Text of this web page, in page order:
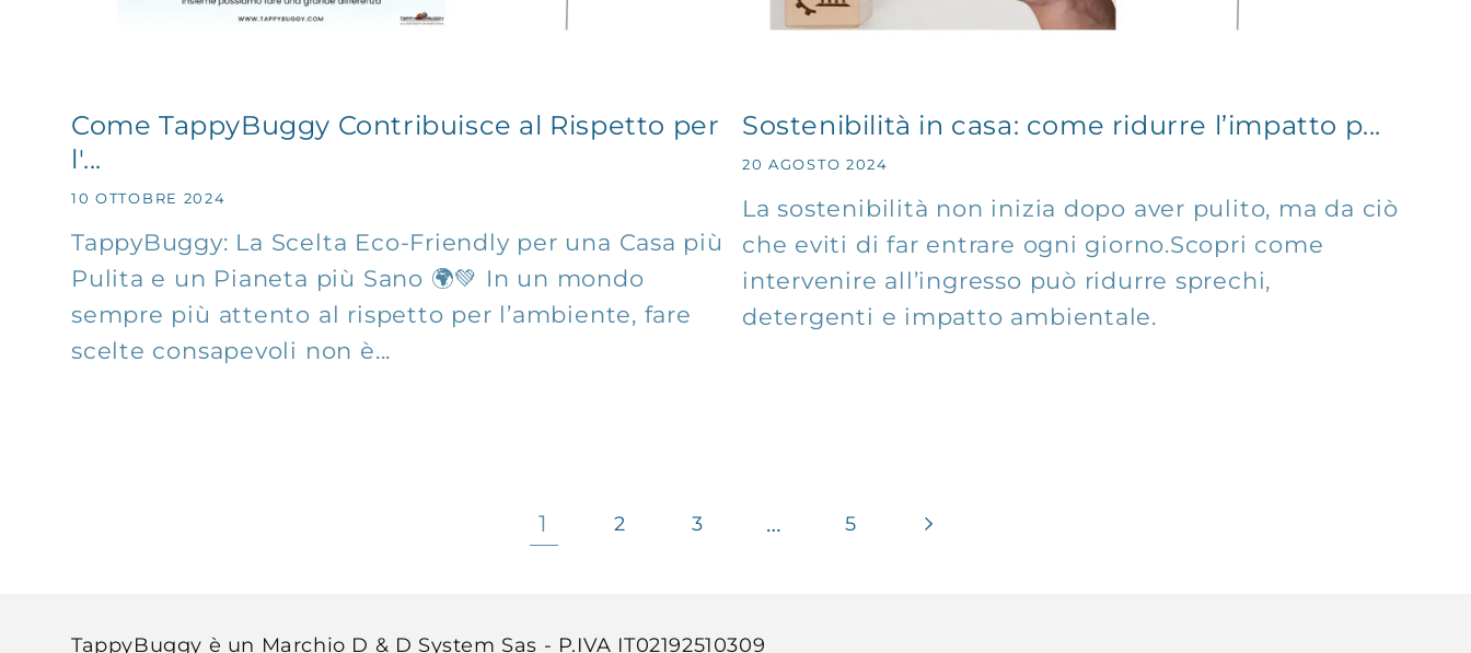
Come TappyBuggy Contribuisce al Rispetto per
l'...
10 OTTOBRE 2024
TappyBuggy: La Scelta Eco-Friendly per una Casa più
Pulita e un Pianeta più Sano 🌍💚 In un mondo
sempre più attento al rispetto per l’ambiente, fare
scelte consapevoli non è...
Sostenibilità in casa: come ridurre l’impatto p...
20 AGOSTO 2024
La sostenibilità non inizia dopo aver pulito, ma da ciò
che eviti di far entrare ogni giorno.Scopri come
intervenire all’ingresso può ridurre sprechi,
detergenti e impatto ambientale.
1 2 3 … 5
TappyBuggy è un Marchio D & D System Sas - P.IVA IT02192510309